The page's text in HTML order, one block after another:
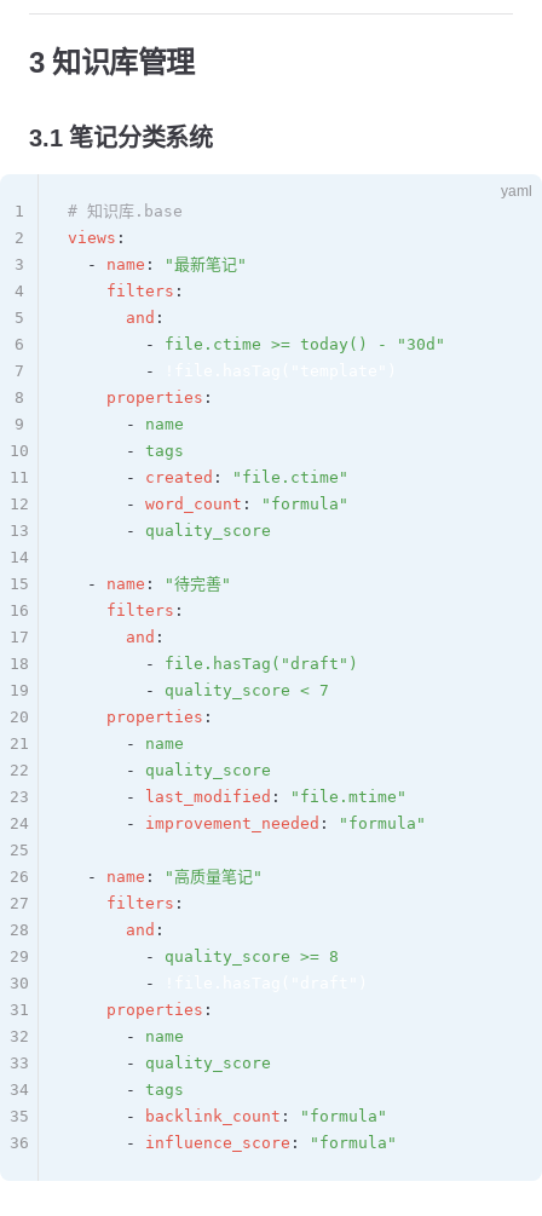
3 知识库管理
3.1 笔记分类系统
yaml
# 知识库.base
views :
  -
name :
"最新笔记"
    filters
:
      and
:
        -
file.ctime >= today() - "30d"
        -
    properties
:
      -
name
      -
tags
      -
created :
"file.ctime"
      -
word_count :
"formula"
      -
quality_score
  -
name :
"待完善"
    filters
:
      and
:
        -
file.hasTag("draft")
        -
quality_score < 7
    properties
:
      -
name
      -
quality_score
      -
last_modified :
"file.mtime"
      -
improvement_needed : "formula"
  -
name :
"高质量笔记"
    filters
:
      and
:
        -
quality_score >= 8
        -
    properties
:
      -
name
      -
quality_score
      -
tags
      -
backlink_count :
"formula"
      -
influence_score : "formula"
1
2
3
4
5
6
7
8
9
10
11
12
13
14
15
16
17
18
19
20
21
22
23
24
25
26
27
28
29
30
31
32
33
34
35
36